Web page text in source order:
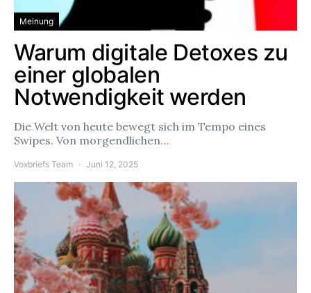
Meinung
Warum digitale Detoxes zu
einer globalen
Notwendigkeit werden
Die Welt von heute bewegt sich im Tempo eines
Swipes. Von morgendlichen…
Voxbriefs Team Juni 12, 2025